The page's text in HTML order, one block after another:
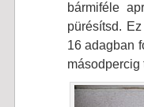
bármiféle
pürésítsd.
16 adagban
másodpercig